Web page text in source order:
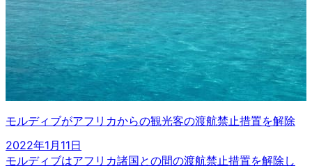
モルディブがアフリカからの観光客の渡航禁止措置を解除
2022年1月11日
モルディブはアフリカ諸国との間の渡航禁止措置を解除し